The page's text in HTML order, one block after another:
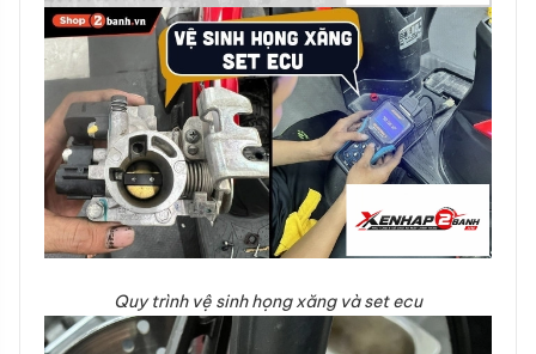
Quy trình vệ sinh họng xăng và set ecu